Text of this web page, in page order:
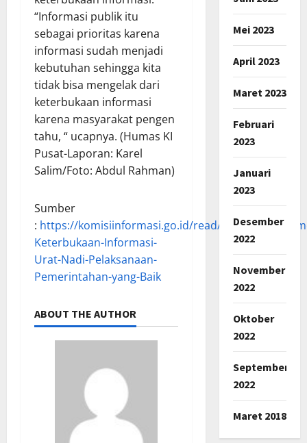
“Informasi publik itu
sebagai prioritas karena
informasi sudah menjadi
kebutuhan sehingga kita
tidak bisa mengelak dari
keterbukaan informasi
karena masyarakat pengen
tahu, “ ucapnya. (Humas KI
Pusat-Laporan: Karel
Salim/Foto: Abdul Rahman)
Sumber
: https://komisiinformasi.go.id/read/29/03/2023/
Keterbukaan-Informasi-
Urat-Nadi-Pelaksanaan-
Pemerintahan-yang-Baik
ABOUT THE AUTHOR
Mei 2023
April 2023
Maret 2023
Februari
2023
Januari
2023
Desember
2022
November
2022
Oktober
2022
September
2022
Maret 2018